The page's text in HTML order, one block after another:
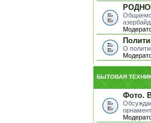
О
БЫТОВАЯ
Фото.